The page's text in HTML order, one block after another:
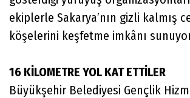
ekiplerle Sakarya’nın gizli kalmış
köşelerini keşfetme imkânı
16 KİLOMETRE YOL KAT ETTİLER
Büyükşehir Belediyesi Gençlik